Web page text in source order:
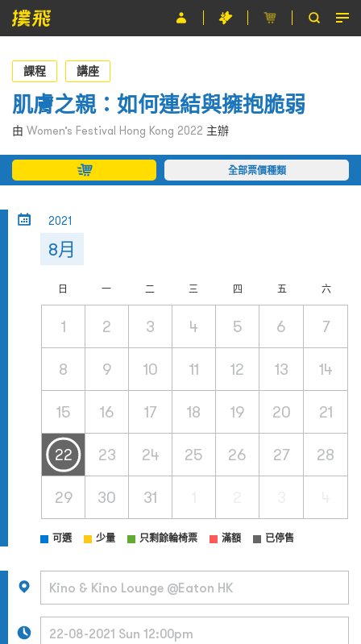
節目
主辦單位
關於撲飛
條款及細則
課程 講座
肌膚之親：如何連結與擁抱脆弱
由 Women’s Festival Hong Kong 2022 主辦
全部票價種類
2021
8月
日 一 二 三 四 五 六
1 2 3 4 5 6 7
8 9 10 11 12 13 14
15 16 17 18 19 20 21
22 23 24 25 26 27 28
29 30 31
可選 少量 只剩餘輪椅票 滿額 已停售